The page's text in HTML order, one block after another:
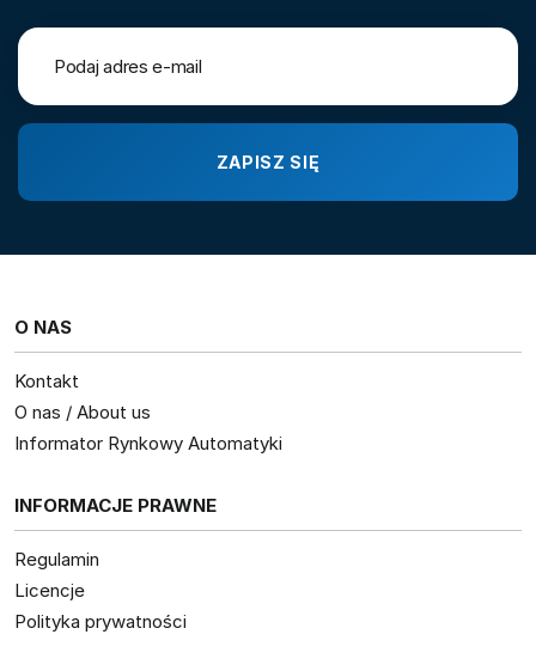
O NAS
Kontakt
O nas / About us
Informator Rynkowy Automatyki
INFORMACJE PRAWNE
Regulamin
Licencje
Polityka prywatności